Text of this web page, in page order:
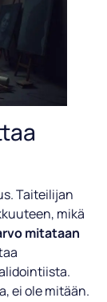
Taiteilijan
mikä
mitataan
ei ole mitään.